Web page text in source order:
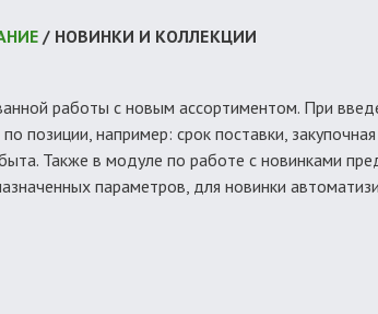
/ НОВИНКИ И КОЛЛЕКЦИИ
работы с новым ассортиментом. При
позиции, например: срок поставки,
Также в модуле по работе с новинками
параметров, для новинки